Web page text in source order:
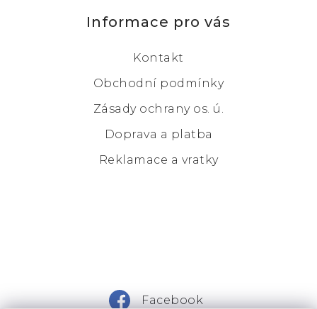
Informace pro vás
Kontakt
Obchodní podmínky
Zásady ochrany os. ú.
Doprava a platba
Reklamace a vratky
Facebook